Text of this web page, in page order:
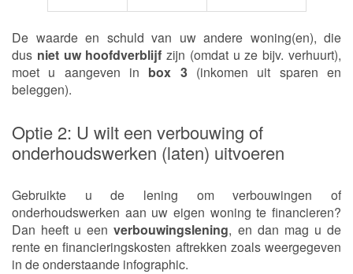
De waarde en schuld van uw andere woning(en), die
dus niet uw hoofdverblijf zijn (omdat u ze bijv. verhuurt),
moet u aangeven in box 3(inkomen uit sparen en
beleggen).
Optie 2: U wilt een verbouwing of
onderhoudswerken (laten) uitvoeren
Gebruikte u de lening om verbouwingen of
onderhoudswerken aan uw eigen woning te financieren?
Dan heeft u eenverbouwingslening, en dan mag u de
rente en financieringskosten aftrekken zoals weergegeven
in de onderstaande infographic.